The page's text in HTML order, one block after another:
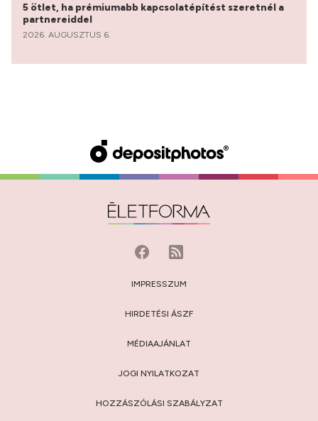
5 ötlet, ha prémiumabb kapcsolatépítést szeretnél a
partnereiddel
2026. AUGUSZTUS 6.
IMPRESSZUM
HIRDETÉSI ÁSZF
MÉDIAAJÁNLAT
JOGI NYILATKOZAT
HOZZÁSZÓLÁSI SZABÁLYZAT